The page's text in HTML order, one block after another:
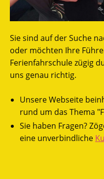
Sie sind auf der Suche
oder möchten Ihre
Ferienfahrschule zügig
uns genau richtig.
Unsere Webseite
rund um das Thema
Sie haben Fragen?
eine unverbindliche